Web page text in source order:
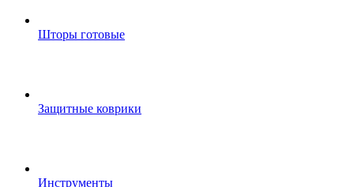
Шторы готовые
Защитные коврики
Инструменты